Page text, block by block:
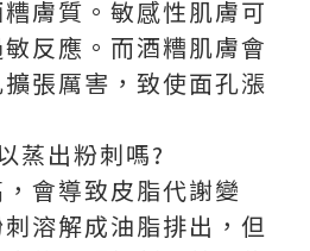
膚質。敏感性肌膚可
反應。而酒糟肌膚會
張厲害，致使面孔漲
蒸出粉刺嗎?
會導致皮脂代謝變
溶解成油脂排出，但